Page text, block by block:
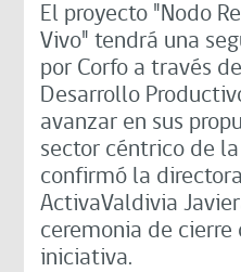
El proyecto "Nodo
Vivo" tendrá una
por Corfo a través
Desarrollo
avanzar en sus
sector céntrico de
confirmó la
ActivaValdivia
ceremonia de
iniciativa.